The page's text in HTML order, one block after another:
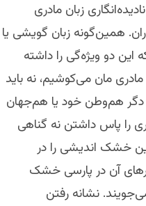
زبان مادری
همین‌گونه زبان گویشی یا
این دو ویژه‌گی را داشته
مان می‌کوشیم، نه باید
دگر هم‌وطن خود یا هم‌جهان
را پاس داشتن نه گناهی
خشک اندیشی را در
آن در پارسی خشک
نشانه‌ رفتن